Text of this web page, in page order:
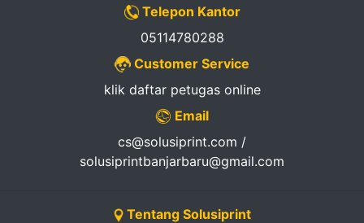
Telepon Kantor
05114780288
Customer Service
klik daftar petugas online
Email
cs@solusiprint.com /
solusiprintbanjarbaru@gmail.com
Tentang Solusiprint